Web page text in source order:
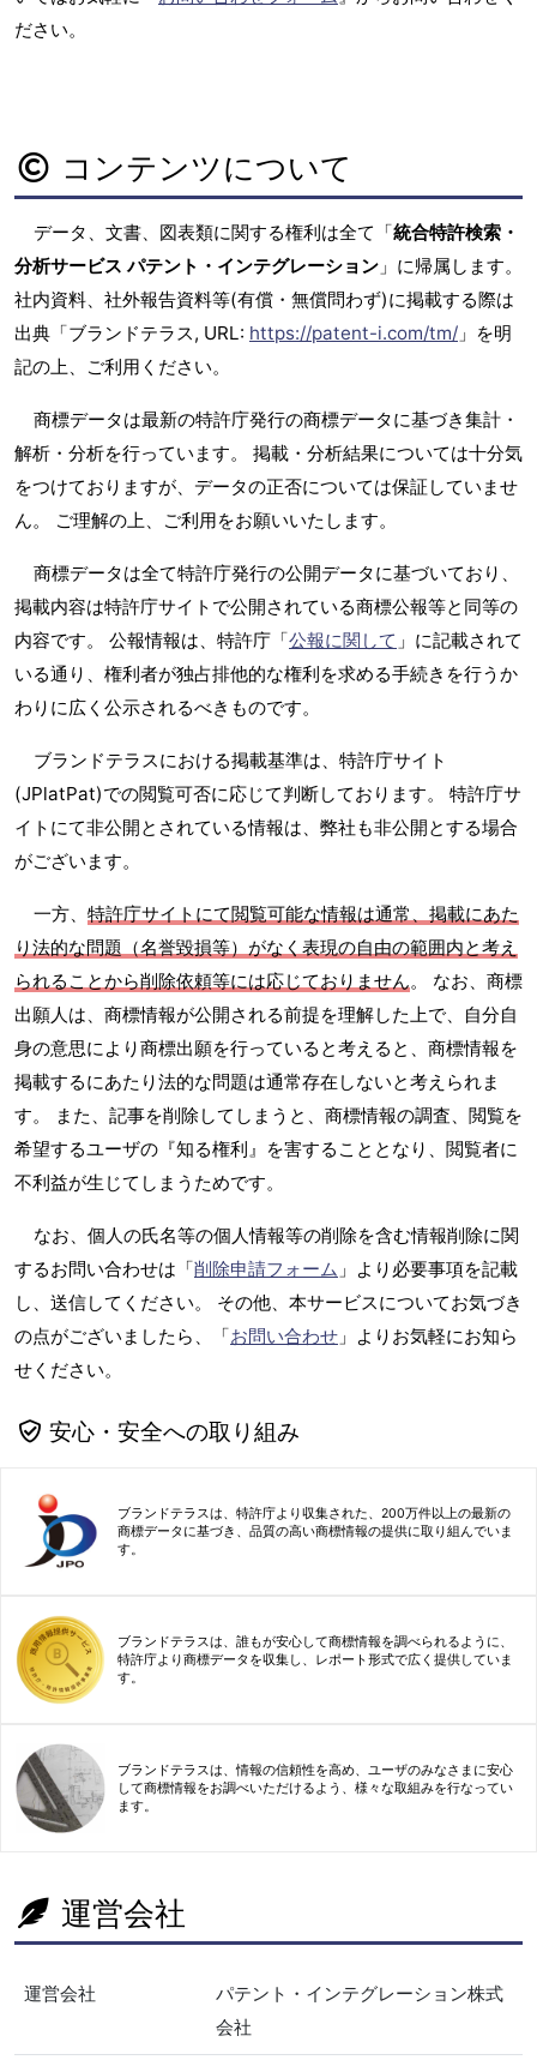
ださい。
コンテンツについて
データ、文書、図表類に関する権利は全て「統合特許検索・
分析サービス パテント・インテグレーション 」に帰属します。
社内資料、社外報告資料等(有償・無償問わず)に掲載する際は
出典「ブランドテラス, URL: https://patent-i.com/tm/ 」を明
記の上、ご利用ください。
商標データは最新の特許庁発行の商標データに基づき集計・
解析・分析を行っています。 掲載・分析結果については十分気
をつけておりますが、データの正否については保証していませ
ん。 ご理解の上、ご利用をお願いいたします。
商標データは全て特許庁発行の公開データに基づいており、
掲載内容は特許庁サイトで公開されている商標公報等と同等の
内容です。 公報情報は、特許庁「公報に関して 」に記載されて
いる通り、権利者が独占排他的な権利を求める手続きを行うか
わりに広く公示されるべきものです。
ブランドテラスにおける掲載基準は、特許庁サイト
(JPlatPat)での閲覧可否に応じて判断しております。 特許庁サ
イトにて非公開とされている情報は、弊社も非公開とする場合
がございます。
一方、 特許庁サイトにて閲覧可能な情報は通常、掲載にあた
り法的な問題（名誉毀損等）がなく表現の自由の範囲内と考え
られることから削除依頼等には応じておりません。 なお、商標
出願人は、商標情報が公開される前提を理解した上で、自分自
身の意思により商標出願を行っていると考えると、商標情報を
掲載するにあたり法的な問題は通常存在しないと考えられま
す。 また、記事を削除してしまうと、商標情報の調査、閲覧を
希望するユーザの『知る権利』を害することとなり、閲覧者に
不利益が生じてしまうためです。
なお、個人の氏名等の個人情報等の削除を含む情報削除に関
するお問い合わせは「削除申請フォーム 」より必要事項を記載
し、送信してください。 その他、本サービスについてお気づき
の点がございましたら、「お問い合わせ 」よりお気軽にお知ら
せください。
安心・安全への取り組み
ブランドテラスは、特許庁より収集された、200万件以上の最新の
商標データに基づき、品質の高い商標情報の提供に取り組んでいま
す。
ブランドテラスは、誰もが安心して商標情報を調べられるように、
特許庁より商標データを収集し、レポート形式で広く提供していま
す。
ブランドテラスは、情報の信頼性を高め、ユーザのみなさまに安心
して商標情報をお調べいただけるよう、様々な取組みを行なってい
ます。
運営会社
運営会社
パテント・インテグレーション株式
会社